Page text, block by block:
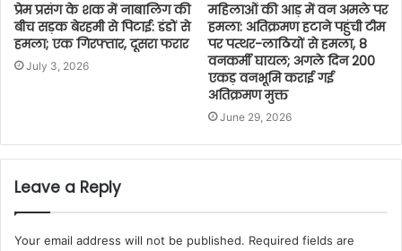
प्रेम प्रसंग के शक में नाबालिग की
बीच सड़क बेरहमी से पिटाई: डंडों से
हमला; एक गिरफ्तार, दूसरा फरार
July 3, 2026
महिलाओं की आड़ में वन अमले पर
हमला: अतिक्रमण हटाने पहुंची टीम
पर पत्थर-लाठियों से हमला, 8
वनकर्मी घायल; अगले दिन 200
एकड़ वनभूमि कराई गई
अतिक्रमण मुक्त
June 29, 2026
Leave a Reply
Your email address will not be published. Required fields are